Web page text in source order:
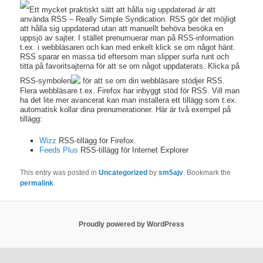
Ett mycket praktiskt sätt att hålla sig uppdaterad är att
använda RSS – Really Simple Syndication. RSS gör det möjligt
att hålla sig uppdaterad utan att manuellt behöva besöka en
uppsjö av sajter. I stället prenumuerar man på RSS-information
t.ex. i webbläsaren och kan med enkelt klick se om något hänt.
RSS sparar en massa tid eftersom man slipper surfa runt och
titta på favoritsajterna för att se om något uppdaterats. Klicka på
RSS-symbolen
för att se om din webbläsare stödjer RSS.
Flera webbläsare t.ex. Firefox har inbyggt stöd för RSS. Vill man
ha det lite mer avancerat kan man installera ett tillägg som t.ex.
automatisk kollar dina prenumerationer. Här är två exempel på
tillägg:
Wizz RSS-tillägg för Firefox.
Feeds Plus RSS-tillägg för Internet Explorer
This entry was posted inUncategorized bysm5ajv . Bookmark the
permalink
Proudly powered by WordPress